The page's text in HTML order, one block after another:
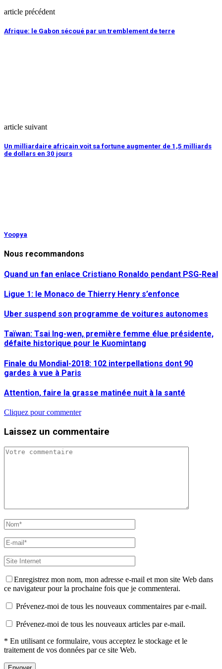
article précédent
Afrique: le Gabon sécoué par un tremblement de terre
article suivant
Un milliardaire africain voit sa fortune augmenter de 1,5 milliards
de dollars en 30 jours
Yoopya
Nous recommandons
Quand un fan enlace Cristiano Ronaldo pendant PSG-Real
Ligue 1: le Monaco de Thierry Henry s’enfonce
Uber suspend son programme de voitures autonomes
Taïwan: Tsai Ing-wen, première femme élue présidente,
défaite historique pour le Kuomintang
Finale du Mondial-2018: 102 interpellations dont 90
gardes à vue à Paris
Attention, faire la grasse matinée nuit à la santé
Cliquez pour commenter
Laissez un commentaire
Enregistrez mon nom, mon adresse e-mail et mon site Web dans
ce navigateur pour la prochaine fois que je commenterai.
Prévenez-moi de tous les nouveaux commentaires par e-mail.
Prévenez-moi de tous les nouveaux articles par e-mail.
* En utilisant ce formulaire, vous acceptez le stockage et le
traitement de vos données par ce site Web.